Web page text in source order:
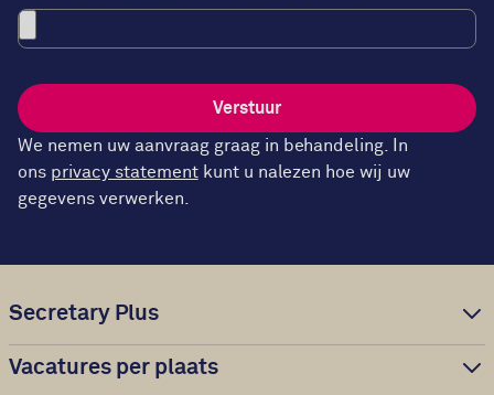
Verstuur
We nemen uw aanvraag graag in behandeling. In
ons privacy statementkunt u nalezen hoe wij uw
gegevens verwerken.
Secretary Plus
Vacatures per plaats